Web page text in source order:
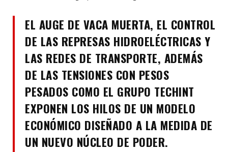
EL AUGE DE VACA MUERTA, EL CONTROL
DE LAS REPRESAS HIDROELÉCTRICAS Y
LAS REDES DE TRANSPORTE, ADEMÁS
DE LAS TENSIONES CON PESOS
PESADOS COMO EL GRUPO TECHINT
EXPONEN LOS HILOS DE UN MODELO
ECONÓMICO DISEÑADO A LA MEDIDA DE
UN NUEVO NÚCLEO DE PODER.